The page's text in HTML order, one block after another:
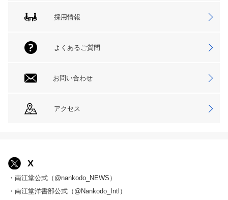
採用情報
よくあるご質問
お問い合わせ
アクセス
X
・南江堂公式（@nankodo_NEWS）
・南江堂洋書部公式（@Nankodo_Intl）